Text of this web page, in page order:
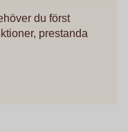
du först
prestanda